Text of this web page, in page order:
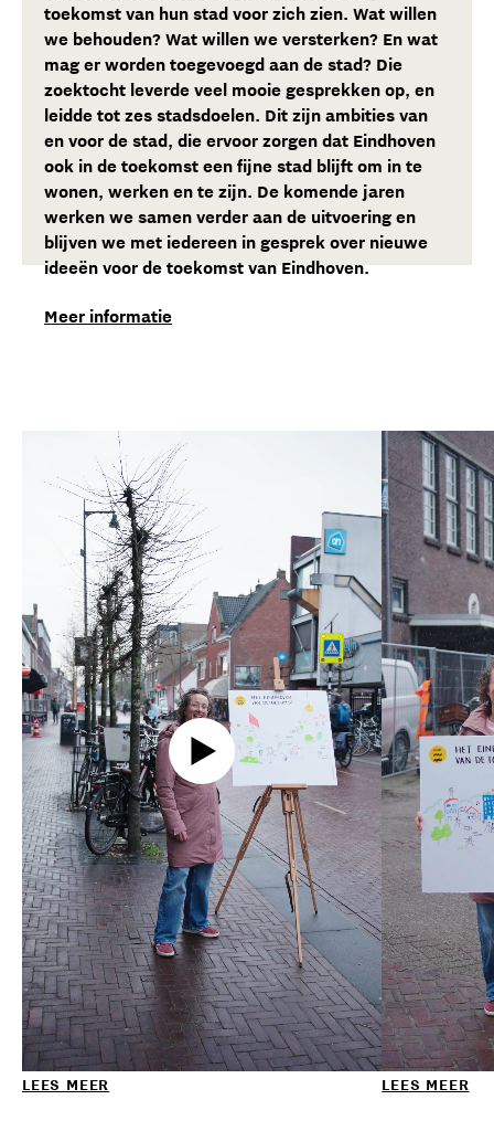
toekomst van hun stad voor zich zien. Wat willen
we behouden? Wat willen we versterken? En wat
mag er worden toegevoegd aan de stad? Die
zoektocht leverde veel mooie gesprekken op, en
leidde tot zes stadsdoelen. Dit zijn ambities van
en voor de stad, die ervoor zorgen dat Eindhoven
ook in de toekomst een fijne stad blijft om in te
wonen, werken en te zijn. De komende jaren
werken we samen verder aan de uitvoering en
blijven we met iedereen in gesprek over nieuwe
ideeën voor de toekomst van Eindhoven.
Meer informatie
LEES MEER LEES MEER